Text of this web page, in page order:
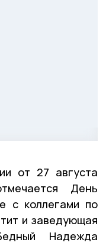
от 27 августа
День
с коллегами по
и заведующая
Надежда